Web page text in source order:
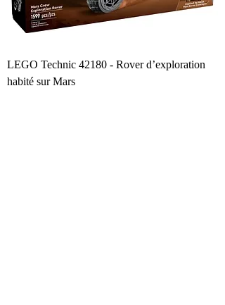
LEGO Technic 42180 - Rover d’exploration
habité sur Mars